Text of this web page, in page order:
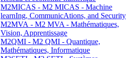
M2MICAS - M2 MICAS - Machine
learnIng, CommunicAtions, and Security
M2MVA - M2 MVA - Mathématiques,
Vision, Apprentissage
M2QMI - M2 QMI - Quantique,
Mathématiques, Informatique